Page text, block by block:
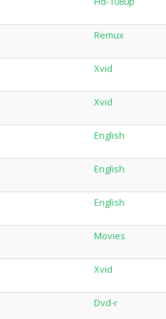
Remux
Xvid
Xvid
English
English
English
Movies
Xvid
Dvd-r